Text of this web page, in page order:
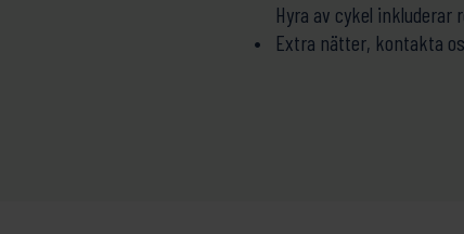
Hyra av cykel
Extra nätter, kontakta